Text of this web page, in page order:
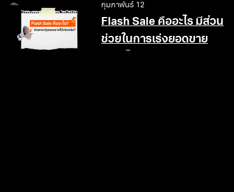
กุมภาพันธ์ 12
Flash Sale คืออะไร มีส่วน
ช่วยในการเร่งยอดขาย